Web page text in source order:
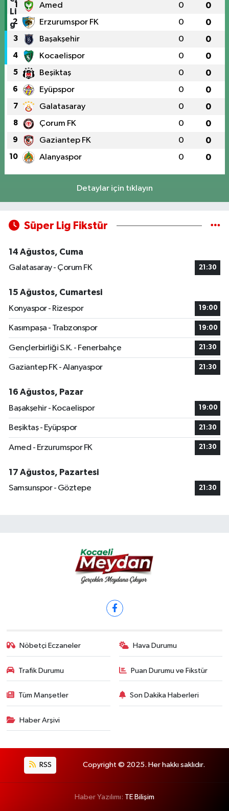
1 Amed 0 0
2 Erzurumspor FK 0 0
3 Başakşehir 0 0
4 Kocaelispor 0 0
5 Beşiktaş 0 0
6 Eyüpspor 0 0
7 Galatasaray 0 0
8 Çorum FK 0 0
9 Gaziantep FK 0 0
10 Alanyaspor 0 0
Detaylar için tıklayın
Süper Lig Fikstür
14 Ağustos, Cuma
Galatasaray - Çorum FK
21:30
15 Ağustos, Cumartesi
Konyaspor - Rizespor
19:00
Kasımpaşa - Trabzonspor 19:00
Gençlerbirliği S.K. - Fenerbahçe 21:30
Gaziantep FK - Alanyaspor 21:30
16 Ağustos, Pazar
Başakşehir - Kocaelispor
19:00
Beşiktaş - Eyüpspor 21:30
Amed - Erzurumspor FK 21:30
17 Ağustos, Pazartesi
Samsunspor - Göztepe
21:30
Nöbetçi Eczaneler Hava Durumu
Trafik Durumu Puan Durumu ve Fikstür
Tüm Manşetler Son Dakika Haberleri
Haber Arşivi
RSS Copyright © 2025. Her hakkı saklıdır.
Haber Yazılımı: TE Bilişim